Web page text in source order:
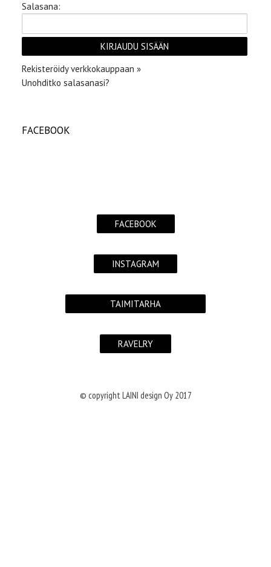
Salasana:
Rekisteröidy verkkokauppaan »
Unohditko salasanasi?
FACEBOOK
FACEBOOK
INSTAGRAM
TAIMITARHA
RAVELRY
© copyright LAINI design Oy 2017